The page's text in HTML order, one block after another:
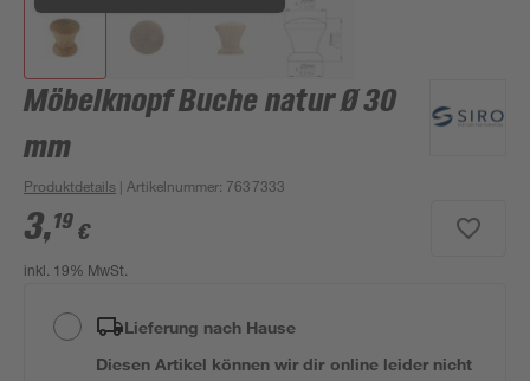
Möbelknopf Buche natur Ø 30
mm
Produktdetails | Artikelnummer: 7637333
3,19 €
inkl. 19% MwSt.
Lieferung nach Hause
Diesen Artikel können wir dir online leider nicht